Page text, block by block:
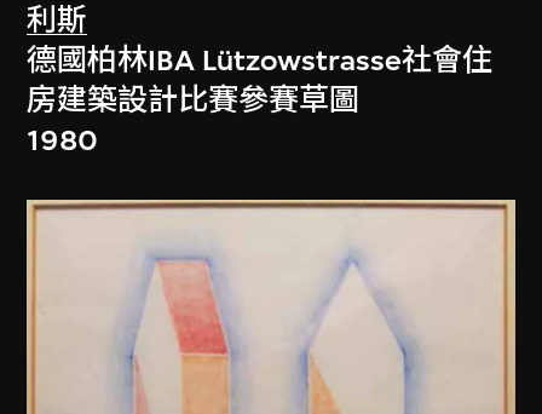
利斯
德國柏林IBA Lützowstrasse社會住
房建築設計比賽參賽草圖
1980